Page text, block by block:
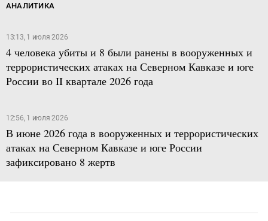
АНАЛИТИКА
13:13, 1 июля 2026
4 человека убиты и 8 были ранены в вооруженных и
террористических атаках на Северном Кавказе и юге
России во II квартале 2026 года
12:56, 1 июля 2026
В июне 2026 года в вооруженных и террористических
атаках на Северном Кавказе и юге России
зафиксировано 8 жертв